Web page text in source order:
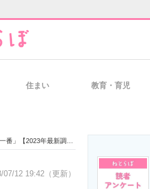
経営リーダーのコミュニティ
住まい 教育・育児
2023年最新調査結果】
07/12 19:42（更新）